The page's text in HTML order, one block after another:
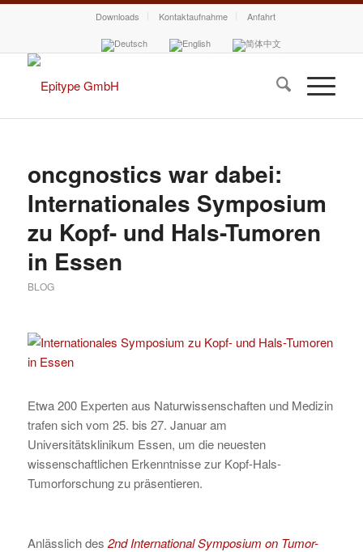
Downloads Kontaktaufnahme Anfahrt
oncgnostics war dabei:
Internationales Symposium
zu Kopf- und Hals-Tumoren
in Essen
BLOG
Etwa 200 Experten aus Naturwissenschaften und Medizin
trafen sich vom 25. bis 27. Januar am
Universitätsklinikum Essen, um die neuesten
wissenschaftlichen Erkenntnisse zur Kopf-Hals-
Tumorforschung zu präsentieren.
Anlässlich des 2nd International Symposium on Tumor-